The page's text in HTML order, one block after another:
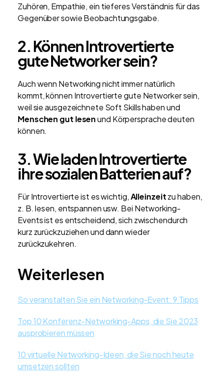
Zuhören, Empathie, ein tieferes Verständnis für das
Gegenüber sowie Beobachtungsgabe.
2. Können Introvertierte
gute Networker sein?
Auch wenn Networking nicht immer natürlich
kommt, können Introvertierte gute Networker sein,
weil sie ausgezeichnete Soft Skills haben und
Menschen gut lesenund Körpersprache deuten
können.
3. Wie laden Introvertierte
ihre sozialen Batterien auf?
Für Introvertierte ist es wichtig,Alleinzeitzu haben,
z. B. lesen, entspannen usw. Bei Networking-
Events ist es entscheidend, sich zwischendurch
kurz zurückzuziehen und dann wieder
zurückzukehren.
Weiterlesen
So veranstalten Sie ein Networking-Event: 9 Tipps
Top 10 Konferenz-Networking-Apps, die Sie 2023
ausprobieren müssen
10 virtuelle Networking-Ideen, die Sie noch heute
umsetzen sollten